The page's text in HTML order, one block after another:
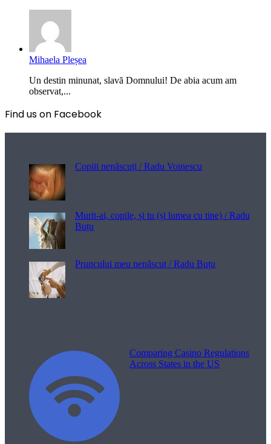
Mihaela Pleșea
Un destin minunat, slavă Domnului! De abia acum am
observat,...
Find us on Facebook
Copiii nenăscuți / Radu Voinescu
Murit-ai, copile, și tu (și lumea cu tine) / Radu
Buțu
Pruncului meu nenăscut / Radu Buțu
Comparing Casino Regulations
Across States in the US